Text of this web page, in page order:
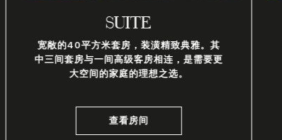
SUITE
宽敞的40平方米套房，装潢精致典雅。其
中三间套房与一间高级客房相连，是需要更
大空间的家庭的理想之选。
查看房间